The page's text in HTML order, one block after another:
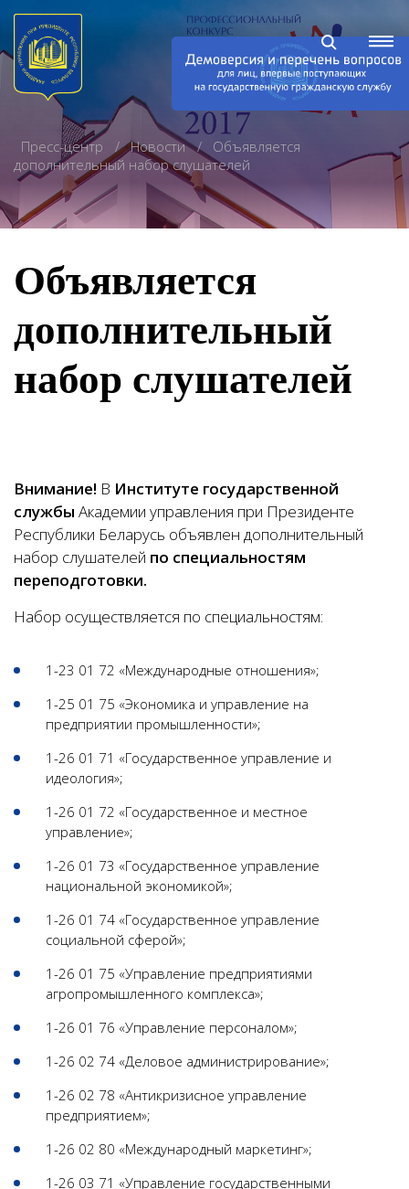
Пресс-центр Новости
Объявляется
дополнительный набор слушателей
Объявляется
дополнительный
набор слушателей
Внимание! В Институте государственной
службы Академии управления при Президенте
Республики Беларусь объявлен дополнительный
набор слушателей по специальностям
переподготовки.
Набор осуществляется по специальностям:
1-23 01 72 «Международные отношения»;
1-25 01 75 «Экономика и управление на
предприятии промышленности»;
1-26 01 71 «Государственное управление и
идеология»;
1-26 01 72 «Государственное и местное
управление»;
1-26 01 73 «Государственное управление
национальной экономикой»;
1-26 01 74 «Государственное управление
социальной сферой»;
1-26 01 75 «Управление предприятиями
агропромышленного комплекса»;
1-26 01 76 «Управление персоналом»;
1-26 02 74 «Деловое администрирование»;
1-26 02 78 «Антикризисное управление
предприятием»;
1-26 02 80 «Международный маркетинг»;
1-26 03 71 «Управление государственными